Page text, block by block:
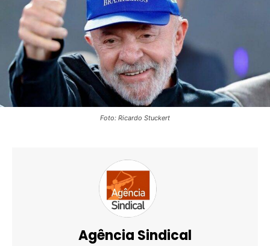
Foto: Ricardo Stuckert
Agência Sindical